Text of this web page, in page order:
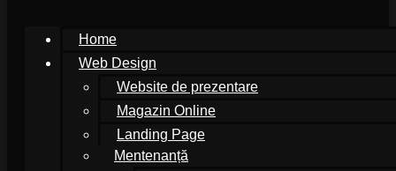
Home
Web Design
Website de prezentare
Magazin Online
Landing Page
Mentenanță